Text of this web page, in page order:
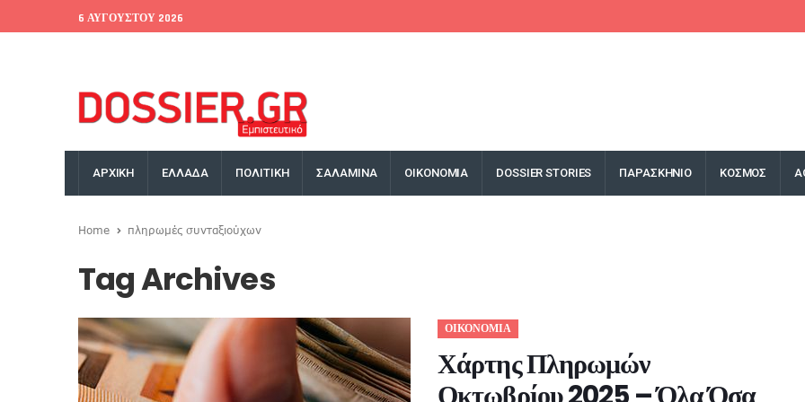
6 ΑΥΓΟΎΣΤΟΥ 2026
ΑΡΧΙΚΗ ΕΛΛΑΔΑ ΠΟΛΙΤΙΚΗ ΣΑΛΑΜΙΝΑ ΟΙΚΟΝΟΜΙΑ DOSSIER STORIES ΠΑΡΑΣΚΗΝΙΟ ΚΟΣΜΟΣ
Home πληρωμές συνταξιούχων
Tag Archives
ΟΙΚΟΝΟΜΙΑ
Χάρτης Πληρωμών